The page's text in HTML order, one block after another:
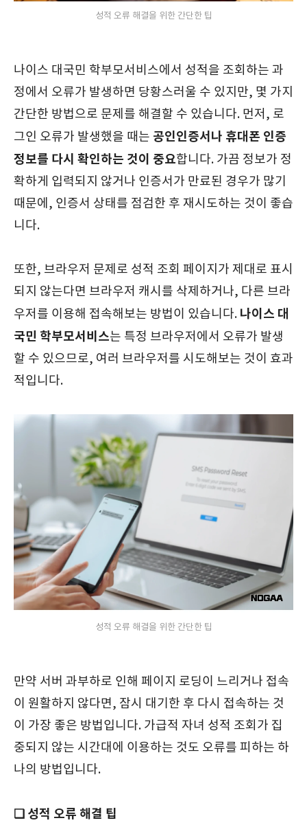
성적 오류 해결을 위한 간단한 팁
나이스 대국민 학부모서비스에서 성적을 조회하는 과
정에서 오류가 발생하면 당황스러울 수 있지만, 몇 가지
간단한 방법으로 문제를 해결할 수 있습니다. 먼저, 로
그인 오류가 발생했을 때는 공인인증서나 휴대폰 인증
정보를 다시 확인하는 것이 중요합니다. 가끔 정보가 정
확하게 입력되지 않거나 인증서가 만료된 경우가 많기
때문에, 인증서 상태를 점검한 후 재시도하는 것이 좋습
니다.
또한, 브라우저 문제로 성적 조회 페이지가 제대로 표시
되지 않는다면 브라우저 캐시를 삭제하거나, 다른 브라
우저를 이용해 접속해보는 방법이 있습니다. 나이스 대
국민 학부모서비스는 특정 브라우저에서 오류가 발생
할 수 있으므로, 여러 브라우저를 시도해보는 것이 효과
적입니다.
성적 오류 해결을 위한 간단한 팁
만약 서버 과부하로 인해 페이지 로딩이 느리거나 접속
이 원활하지 않다면, 잠시 대기한 후 다시 접속하는 것
이 가장 좋은 방법입니다. 가급적 자녀 성적 조회가 집
중되지 않는 시간대에 이용하는 것도 오류를 피하는 하
나의 방법입니다.
❑ 성적 오류 해결 팁